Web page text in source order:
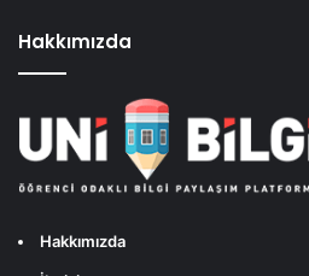
Hakkımızda
Hakkımızda